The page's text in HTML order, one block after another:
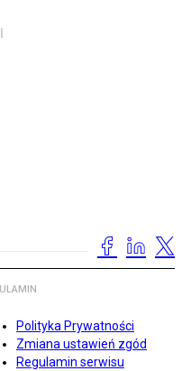
Polityka Prywatności
Zmiana ustawień zgód
Regulamin serwisu